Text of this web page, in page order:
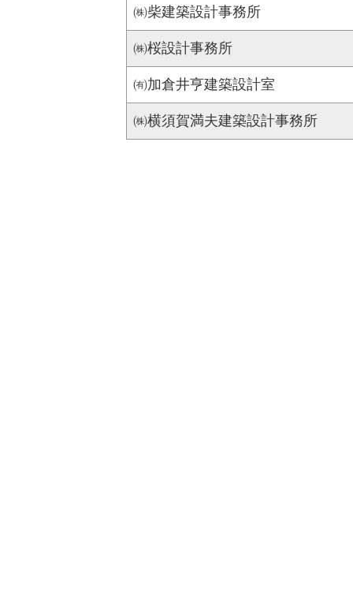
㈱柴建築設計事務所
㈱桜設計事務所
㈲加倉井亨建築設計室
㈱横須賀満夫建築設計事務所